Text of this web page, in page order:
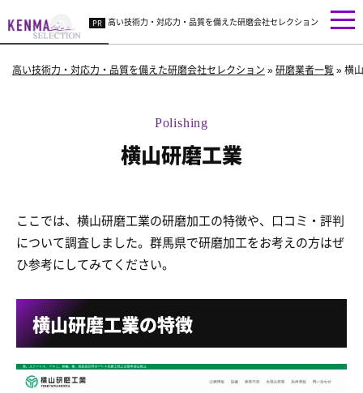
高い技術力・対応力・品質を備えた研磨会社セレクション
高い技術力・対応力・品質を備えた研磨会社セレクション »研磨業者一覧»横
横山研磨工業
ここでは、横山研磨工業の研磨加工の特徴や、口コミ・評判
について調査しました。群馬県で研磨加工をお考えの方はぜ
ひ参考にしてみてください。
横山研磨工業の特徴